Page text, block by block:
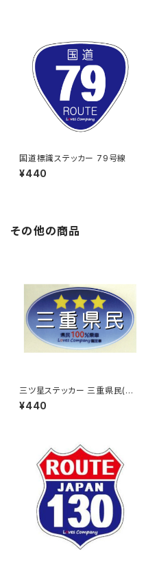
国道標識ステッカー 79号線
¥440
その他の商品
三ツ星ステッカー 三重県民(ブ
ルー)
¥440